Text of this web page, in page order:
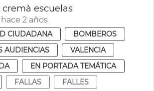
escuelas
2 años
CIUDADANA
BOMBEROS
AUDIENCIAS
VALENCIA
EN PORTADA TEMÁTICA
FALLAS
FALLES